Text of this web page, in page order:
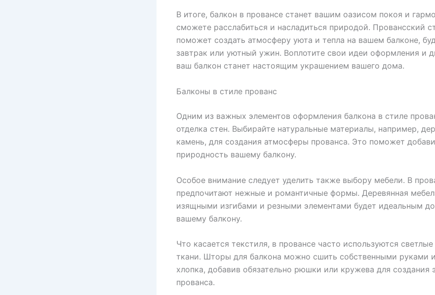
В итоге, балкон в провансе станет вашим оазисом покоя и
сможете расслабиться и насладиться природой. Провансский
поможет создать атмосферу уюта и тепла на вашем балконе,
завтрак или уютный ужин. Воплотите свои идеи оформления и
ваш балкон станет настоящим украшением вашего дома.
Балконы в стиле прованс
Одним из важных элементов оформления балкона в стиле
отделка стен. Выбирайте натуральные материалы, например,
камень, для создания атмосферы прованса. Это поможет
природность вашему балкону.
Особое внимание следует уделить также выбору мебели. В
предпочитают нежные и романтичные формы. Деревянная
изящными изгибами и резными элементами будет идеальным
вашему балкону.
Что касается текстиля, в провансе часто используются
ткани. Шторы для балкона можно сшить собственными руками
хлопка, добавив обязательно рюшки или кружева для создания
прованса.